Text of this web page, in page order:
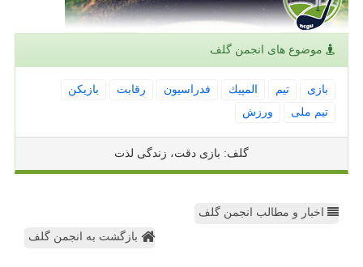
موضوع های انجمن گلف
بازی تیم المپیك فدراسیون رقابت
بازیكن
تیم ملی
ورزش
گلف: بازی دقت، زندگی لذت
اخبار و مطالب انجمن گلف
بازگشت به انجمن گلف